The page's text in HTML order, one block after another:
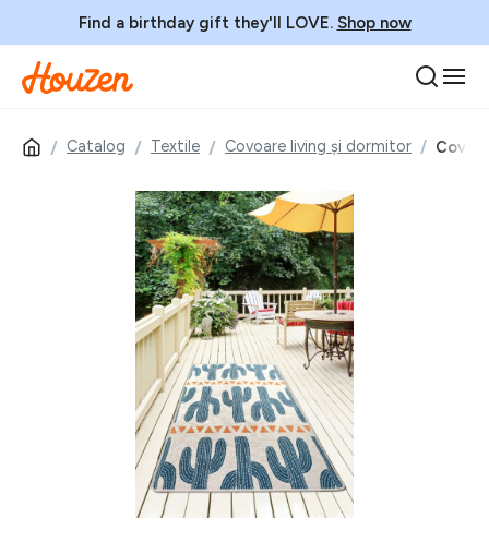
Find a birthday gift they'll LOVE. Shop now
Catalog Textile Covoare living și dormitor